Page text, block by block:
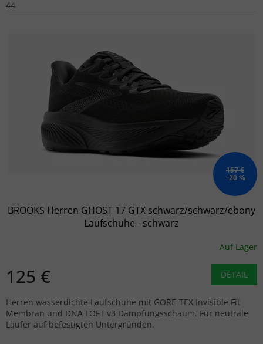
44
157 €
–20 %
BROOKS Herren GHOST 17 GTX schwarz/schwarz/ebony
Laufschuhe - schwarz
Auf Lager
125 € DETAIL
Herren wasserdichte Laufschuhe mit GORE-TEX Invisible Fit
Membran und DNA LOFT v3 Dämpfungsschaum. Für neutrale
Läufer auf befestigten Untergründen.